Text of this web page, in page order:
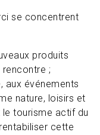
se concentrent
produits
;
aux événements
nature, loisirs et
tourisme actif du
cette